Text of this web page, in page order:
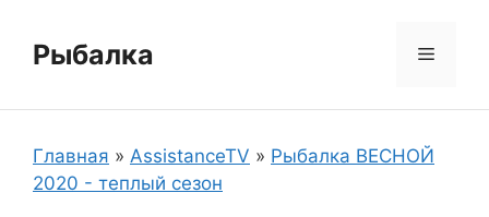
содержимому
Рыбалка Меню
Главная » AssistanceTV » Рыбалка ВЕСНОЙ
2020 - теплый сезон